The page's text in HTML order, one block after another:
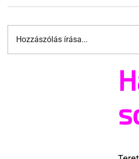
Építészeti irányelvek a vágy
Hozzászólás írása...